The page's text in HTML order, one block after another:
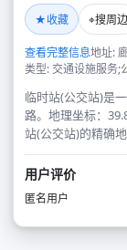
★收藏 ⌖搜周边
查看完整信息地址:
类型: 交通设施服务;
临时站(公交站)是
路。地理坐标：
站(公交站)的精确
用户评价
匿名用户